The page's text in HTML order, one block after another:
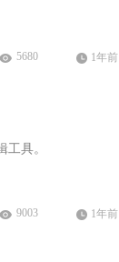
5680 1年前
具。
9003 1年前